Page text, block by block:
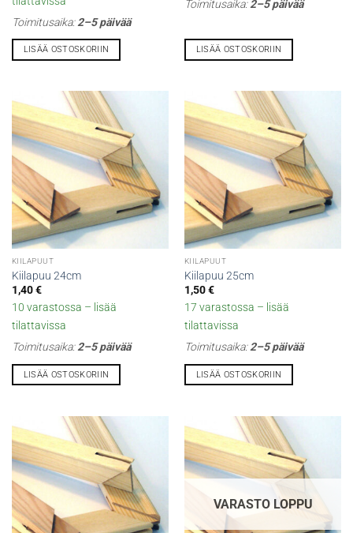
Toimitusaika:2–5 päivää
LISÄÄ OSTOSKORIIN
Toimitusaika:2–5 päivää
LISÄÄ OSTOSKORIIN
KIILAPUUT
Kiilapuu 24cm
1,40€
10 varastossa – lisää
tilattavissa
Toimitusaika:2–5 päivää
LISÄÄ OSTOSKORIIN
KIILAPUUT
Kiilapuu 25cm
1,50€
17 varastossa – lisää
tilattavissa
Toimitusaika:2–5 päivää
LISÄÄ OSTOSKORIIN
VARASTO LOPPU